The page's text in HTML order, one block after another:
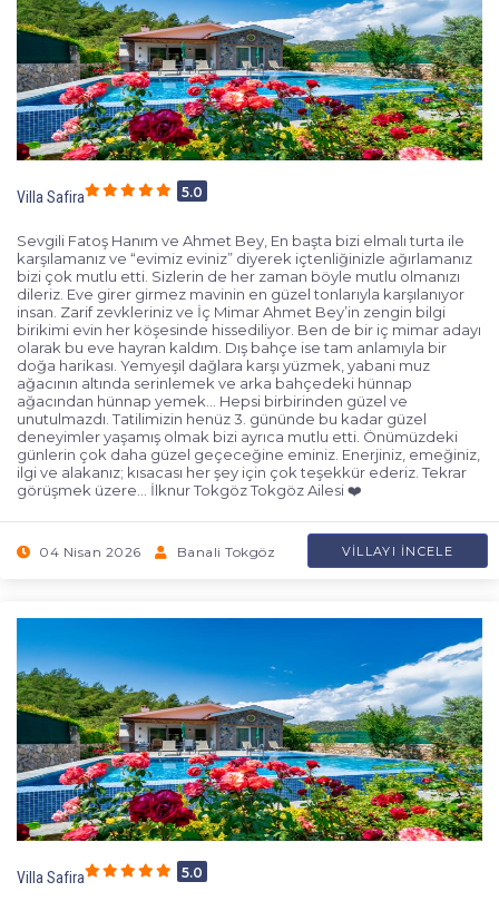
Villa Safira 5.0
Sevgili Fatoş Hanım ve Ahmet Bey, En başta bizi elmalı turta ile
karşılamanız ve “evimiz eviniz” diyerek içtenliğinizle ağırlamanız
bizi çok mutlu etti. Sizlerin de her zaman böyle mutlu olmanızı
dileriz. Eve girer girmez mavinin en güzel tonlarıyla karşılanıyor
insan. Zarif zevkleriniz ve İç Mimar Ahmet Bey’in zengin bilgi
birikimi evin her köşesinde hissediliyor. Ben de bir iç mimar adayı
olarak bu eve hayran kaldım. Dış bahçe ise tam anlamıyla bir
doğa harikası. Yemyeşil dağlara karşı yüzmek, yabani muz
ağacının altında serinlemek ve arka bahçedeki hünnap
ağacından hünnap yemek… Hepsi birbirinden güzel ve
unutulmazdı. Tatilimizin henüz 3. gününde bu kadar güzel
deneyimler yaşamış olmak bizi ayrıca mutlu etti. Önümüzdeki
günlerin çok daha güzel geçeceğine eminiz. Enerjiniz, emeğiniz,
ilgi ve alakanız; kısacası her şey için çok teşekkür ederiz. Tekrar
görüşmek üzere… İlknur Tokgöz Tokgöz Ailesi ❤️
04 Nisan 2026 Banali Tokgöz VILLAYI İNCELE
Villa Safira 5.0